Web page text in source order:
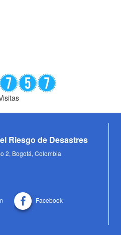
Riesgo de Desastres
2, Bogotá, Colombia
Facebook